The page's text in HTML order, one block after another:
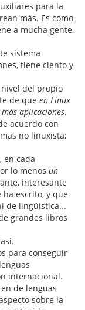
para la
más. Es como
a mucha gente,
sistema
tiene ciento y
del propio
de que en Linux
aplicaciones.
acuerdo con
no linuxista;
en cada
lo menos un
interesante
escrito, y que
de lingüística...
grandes libros
para conseguir
internacional.
de lenguas
sobre la